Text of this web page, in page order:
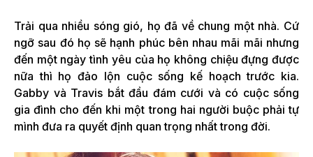
Trải qua nhiều sóng gió, họ đã về chung một nhà. Cứ
ngỡ sau đó họ sẽ hạnh phúc bên nhau mãi mãi nhưng
đến một ngày tình yêu của họ không chiệu đựng được
nữa thì họ đảo lộn cuộc sống kế hoạch trước kia.
Gabby và Travis bắt đầu đám cưới và có cuộc sống
gia đình cho đến khi một trong hai người buộc phải tự
mình đưa ra quyết định quan trọng nhất trong đời.